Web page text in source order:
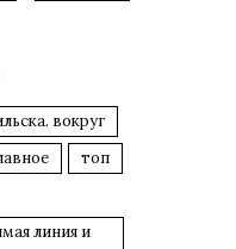
вокруг
топ
линия и